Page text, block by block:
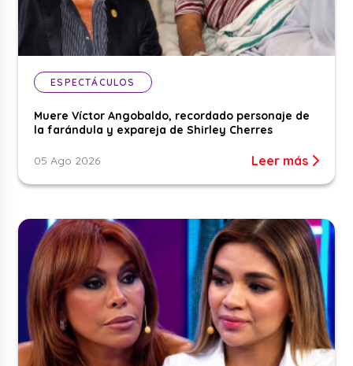
ESPECTÁCULOS
Muere Víctor Angobaldo, recordado personaje de
la farándula y expareja de Shirley Cherres
05 Ago 2026 Leer más